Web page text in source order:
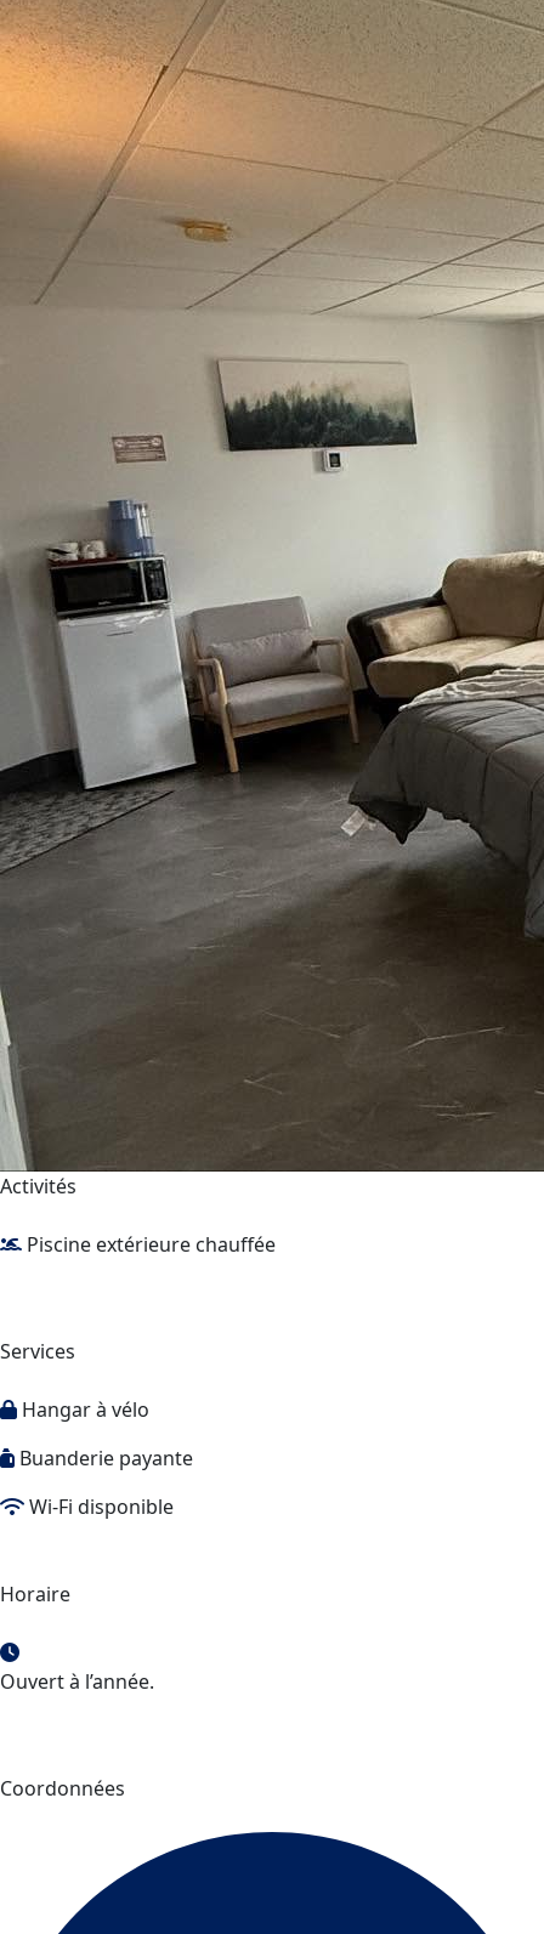
Activités
Piscine extérieure chauffée
Services
Hangar à vélo
Buanderie payante
Wi-Fi disponible
Horaire
Ouvert à l’année.
Coordonnées
Auberge Saint-Félicien